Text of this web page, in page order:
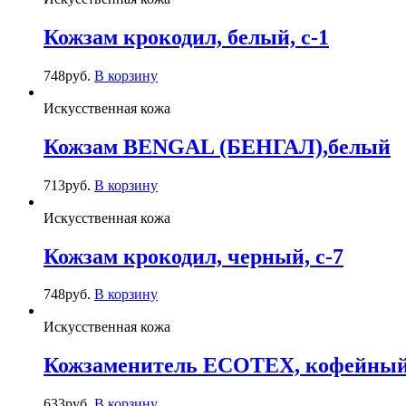
Кожзам крокодил, белый, c-1
748руб. В корзину
Искусственная кожа
Кожзам BENGAL (БЕНГАЛ),белый
713руб. В корзину
Искусственная кожа
Кожзам крокодил, черный, c-7
748руб. В корзину
Искусственная кожа
Кожзаменитель ECOTEX,